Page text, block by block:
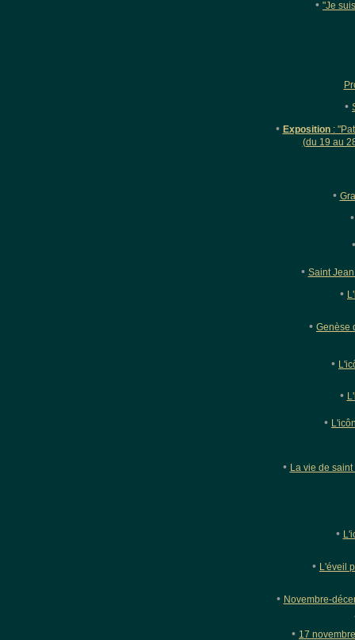
• "Je
•
• Exposition:
(du 19 au
•
• Saint
•
• Genèse
•
•
•
• La vie de
•
• L'éveil
• Novembre-
• 17